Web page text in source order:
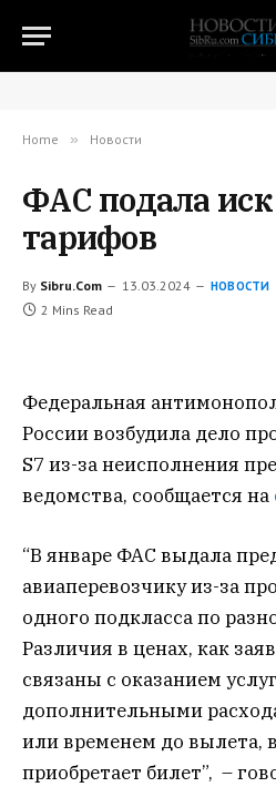
Home » Новости
ФАС подала иск
тарифов
By Sibru.Com 13.03.2024 НОВОСТИ
2 Mins Read
Федеральная
России возбудила дело
S7 из-за неисполнения
ведомства, сообщается на
“В январе ФАС выдала
авиаперевозчику из-за
одного подкласса по
Различия в ценах, как
связаны с оказанием
дополнительными
или временем до вылета,
приобретает билет”, –